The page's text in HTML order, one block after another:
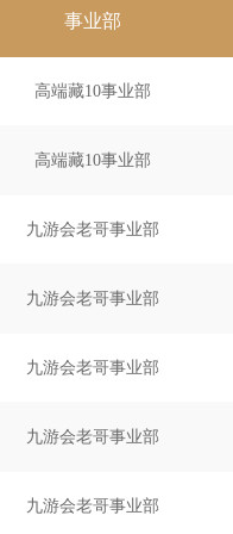
事业部
高端藏10事业部
高端藏10事业部
九游会老哥事业部
九游会老哥事业部
九游会老哥事业部
九游会老哥事业部
九游会老哥事业部